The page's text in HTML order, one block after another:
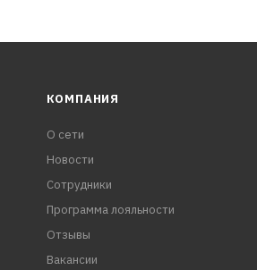
КОМПАНИЯ
О сети
Новости
Сотрудники
Программа лояльности
Отзывы
Вакансии